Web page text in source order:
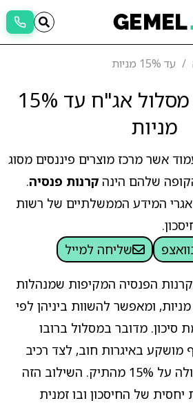
עד 15% מניות
קרן פנסיה - מסלול אג"ח עד 15%
מניות
אשר מרכז מוצרים פיננסים מסוג
שלהם הינה קרנות פנסיה.
המידע הממשלתיים של רשות
שליחה למייל
הפנסיה המקיפות שמנהלות
מסלול אג"ח עד 15% מניות, ומאפשר להשוות ביניהן לפי
סיכון. מדובר במסלול ברובו
מושקע באיגרות חוב, לצד רכיב
מנייתי מוגבל שאינו עולה על 15% מהתיק. השילוב הזה
יחסית של החיסכון ובו זמנית